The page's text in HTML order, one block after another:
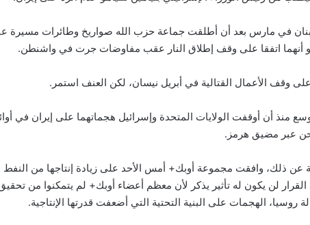
في مارس بعد أن أطلقت جماعة حزب الله صواريخ وطائرات مسيرة
أنهما اتفقا على وقف إطلاق النار عقب مفاوضات جرت في واشنطن.
على وقف الأعمال القتالية في أبريل نيسان، لكن العنف استمر.
منذ أن أوقفت الولايات المتحدة وإسرائيل هجماتهما على إيران في
عبر مضيق هرمز.
عن ذلك، وافقت مجموعة أوبك+ أمس الأحد على زيادة إنتاجها من النفط
لن يكون له تأثير يذكر لأن معظم أعضاء أوبك+ لم يتمكنوا من
الهجمات على البنية التحتية التي أضعفت قدرتها الإنتاجية.